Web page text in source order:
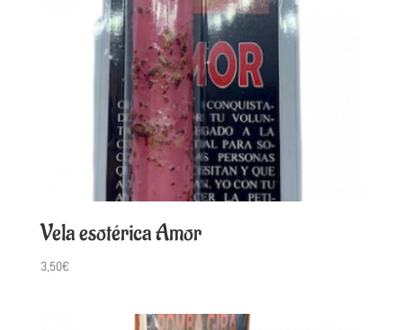
Vela esotérica Amor
3,50€